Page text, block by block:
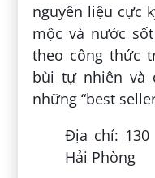
nguyên liệu cực
mộc và nước
theo công thức
bùi tự nhiên và
những “best
Địa chỉ: 130
Hải Phòng